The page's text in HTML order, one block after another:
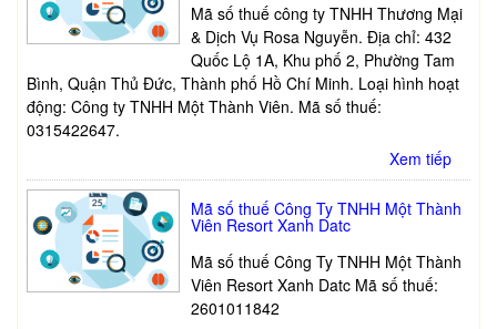
Mã số thuế công ty TNHH Thương Mại
& Dịch Vụ Rosa Nguyễn. Địa chỉ: 432
Quốc Lộ 1A, Khu phố 2, Phường Tam
Bình, Quận Thủ Đức, Thành phố Hồ Chí Minh. Loại hình hoạt
động: Công ty TNHH Một Thành Viên. Mã số thuế:
0315422647.
Xem tiếp
Mã số thuế Công Ty TNHH Một Thành
Viên Resort Xanh Datc
Mã số thuế Công Ty TNHH Một Thành
Viên Resort Xanh Datc Mã số thuế:
2601011842